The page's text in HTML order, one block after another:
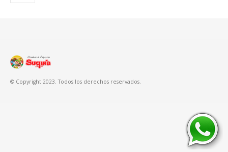
© Copyright 2023. Todos los derechos reservados.